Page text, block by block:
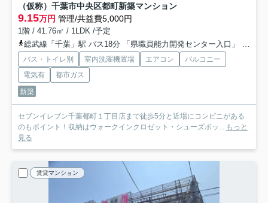
（仮称）千葉市中央区都町新築マンション
9.15万円 管理/共益費5,000円
1階 / 41.76㎡ / 1LDK /予定
総武線「千葉」駅 バス18分 「県職員能力開発センター入口」 停歩1分
バス・トイレ別 室内洗濯機置場 エアコン
バルコニー
電気有
都市ガス
新築
セブンイレブン千葉都町１丁目店まで徒歩5分と近場にコンビニがある
のもポイント！収納はウォークインクロゼット・シューズボッ... もっと
見る
賃貸マンション